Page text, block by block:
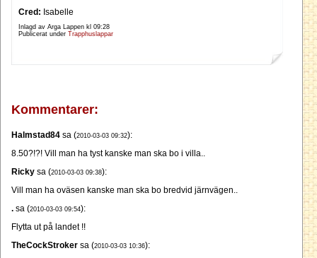
Cred: Isabelle
Inlagd av Arga Lappen kl 09:28
Publicerat under Trapphuslappar
Kommentarer:
Halmstad84 sa (2010-03-03 09:32):
8.50?!?! Vill man ha tyst kanske man ska bo i villa..
Ricky sa (2010-03-03 09:38):
Vill man ha oväsen kanske man ska bo bredvid järnvägen..
. sa (2010-03-03 09:54):
Flytta ut på landet !!
TheCockStroker sa (2010-03-03 10:36):